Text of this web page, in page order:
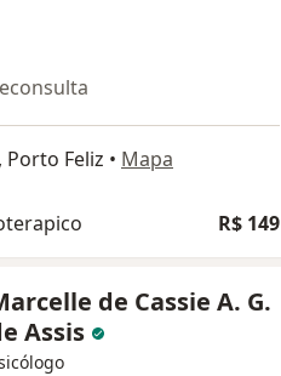
Feliz • Mapa
R$ 149
de Cassie A. G.
Assis